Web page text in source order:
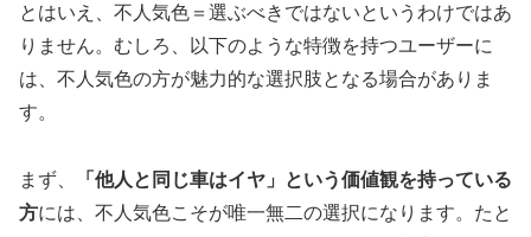
とはいえ、不人気色＝選ぶべきではないというわけではあ
りません。むしろ、以下のような特徴を持つユーザーに
は、不人気色の方が魅力的な選択肢となる場合がありま
す。
まず、
「他人と同じ車はイヤ」という価値観を持っている
方には、不人気色こそが唯一無二の選択になります。たと